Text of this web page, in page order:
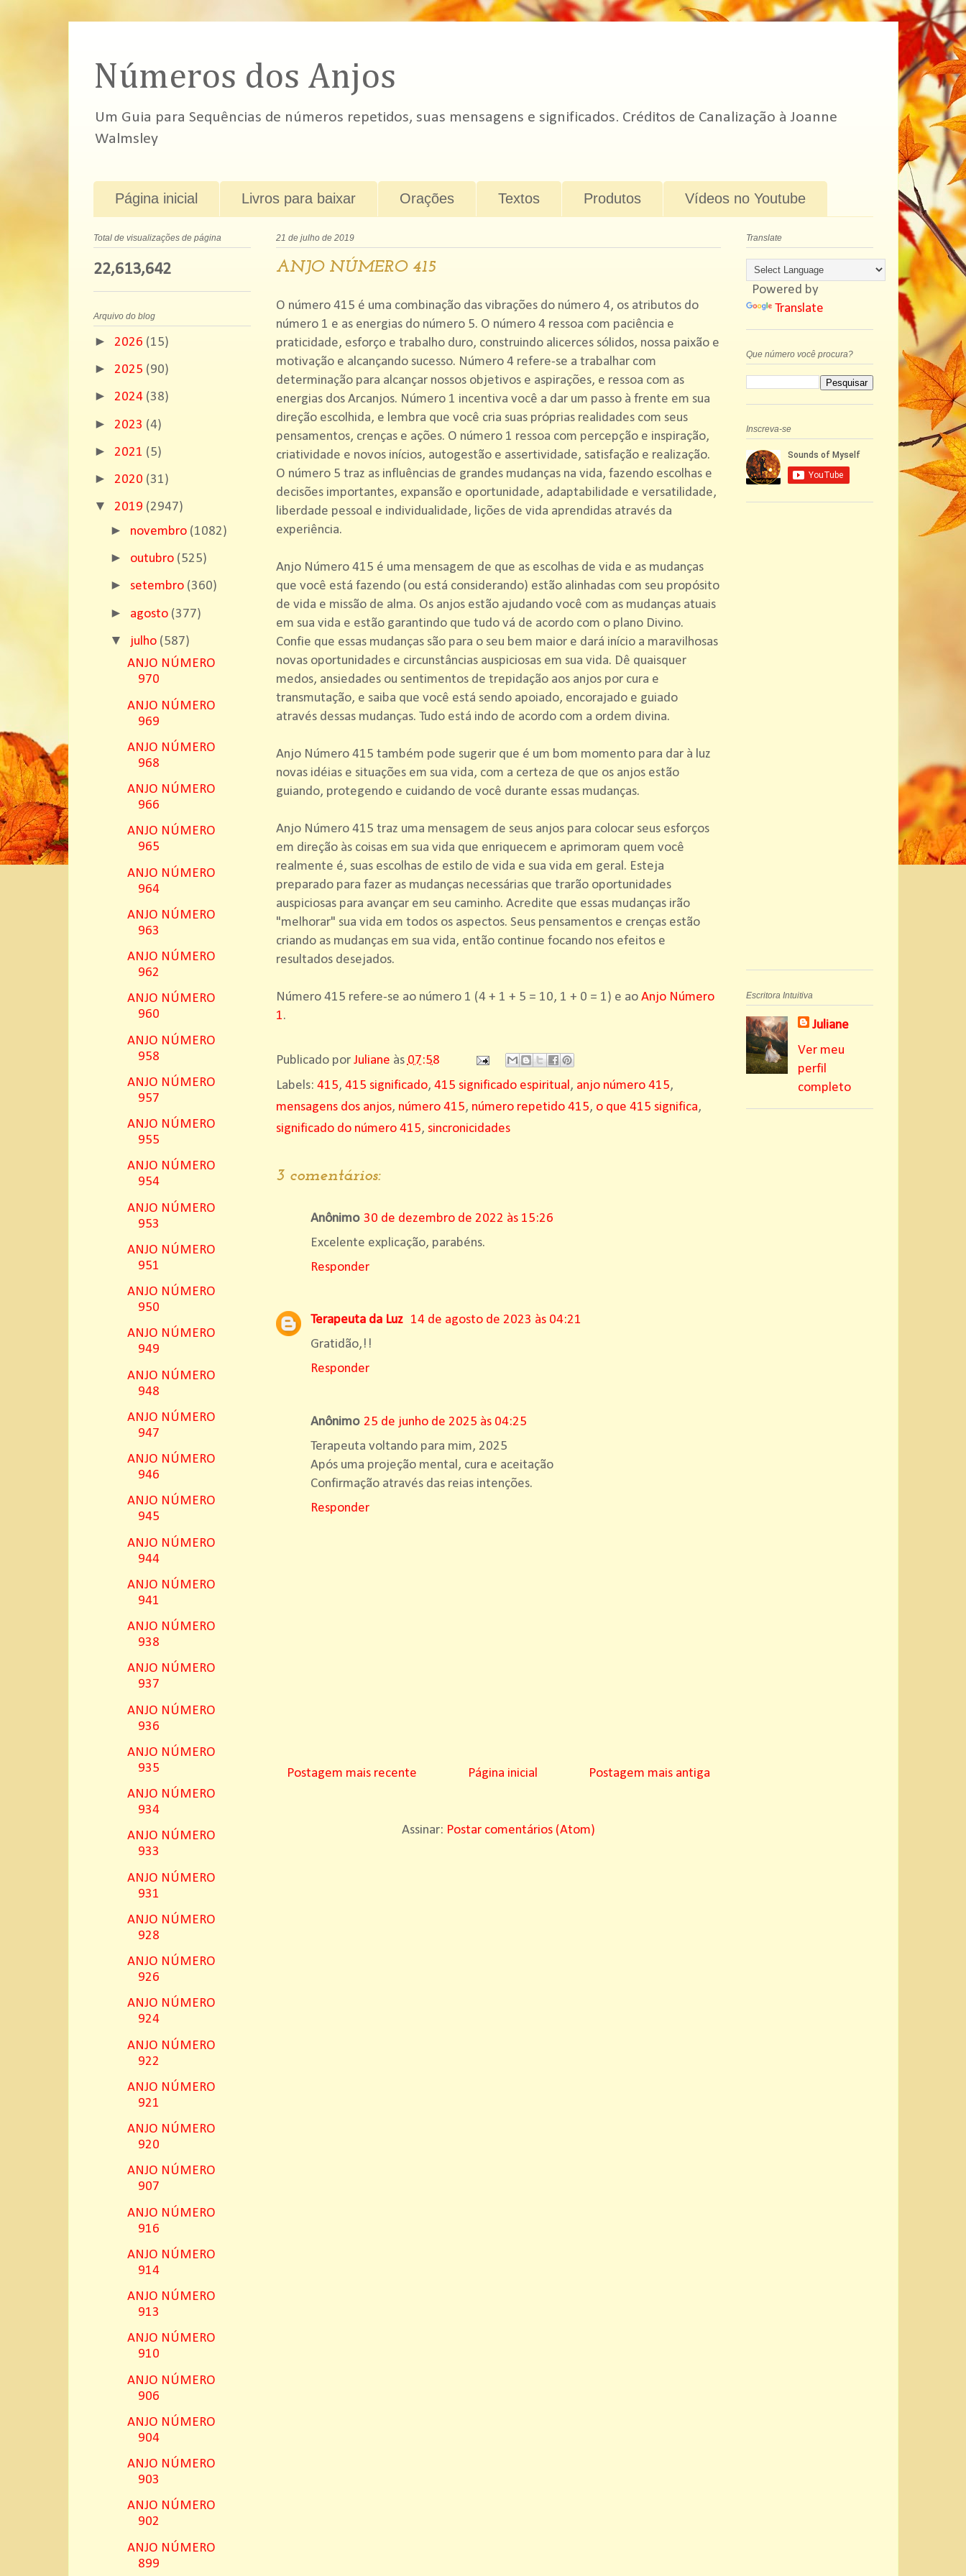
Números dos Anjos
Um Guia para Sequências de números repetidos, suas mensagens e significados. Créditos de Canalização à Joanne
Walmsley
Página inicial Livros para baixar Orações Textos Produtos Vídeos no Youtube
21 de julho de 2019
ANJO NÚMERO 415
O número 415 é uma combinação das vibrações do número 4, os atributos do
número 1 e as energias do número 5. O número 4 ressoa com paciência e
praticidade, esforço e trabalho duro, construindo alicerces sólidos, nossa paixão e
motivação e alcançando sucesso. Número 4 refere-se a trabalhar com
determinação para alcançar nossos objetivos e aspirações, e ressoa com as
energias dos Arcanjos. Número 1 incentiva você a dar um passo à frente em sua
direção escolhida, e lembra que você cria suas próprias realidades com seus
pensamentos, crenças e ações. O número 1 ressoa com percepção e inspiração,
criatividade e novos inícios, autogestão e assertividade, satisfação e realização.
O número 5 traz as influências de grandes mudanças na vida, fazendo escolhas e
decisões importantes, expansão e oportunidade, adaptabilidade e versatilidade,
liberdade pessoal e individualidade, lições de vida aprendidas através da
experiência.
Anjo Número 415 é uma mensagem de que as escolhas de vida e as mudanças
que você está fazendo (ou está considerando) estão alinhadas com seu propósito
de vida e missão de alma. Os anjos estão ajudando você com as mudanças atuais
em sua vida e estão garantindo que tudo vá de acordo com o plano Divino.
Confie que essas mudanças são para o seu bem maior e dará início a maravilhosas
novas oportunidades e circunstâncias auspiciosas em sua vida. Dê quaisquer
medos, ansiedades ou sentimentos de trepidação aos anjos por cura e
transmutação, e saiba que você está sendo apoiado, encorajado e guiado
através dessas mudanças. Tudo está indo de acordo com a ordem divina.
Anjo Número 415 também pode sugerir que é um bom momento para dar à luz
novas idéias e situações em sua vida, com a certeza de que os anjos estão
guiando, protegendo e cuidando de você durante essas mudanças.
Anjo Número 415 traz uma mensagem de seus anjos para colocar seus esforços
em direção às coisas em sua vida que enriquecem e aprimoram quem você
realmente é, suas escolhas de estilo de vida e sua vida em geral. Esteja
preparado para fazer as mudanças necessárias que trarão oportunidades
auspiciosas para avançar em seu caminho. Acredite que essas mudanças irão
"melhorar" sua vida em todos os aspectos. Seus pensamentos e crenças estão
criando as mudanças em sua vida, então continue focando nos efeitos e
resultados desejados.
Número 415 refere-se ao número 1 (4 + 1 + 5 = 10, 1 + 0 = 1) e ao Anjo Número
1.
Publicado por Juliane às 07:58
Labels: 415, 415 significado, 415 significado espiritual , anjo número 415,
mensagens dos anjos, número 415, número repetido 415, o que 415 significa,
significado do número 415, sincronicidades
3 comentários:
Anônimo 30 de dezembro de 2022 às 15:26
Excelente explicação, parabéns.
Responder
Terapeuta da Luz 14 de agosto de 2023 às 04:21
Gratidão,!!
Responder
Anônimo 25 de junho de 2025 às 04:25
Terapeuta voltando para mim, 2025
Após uma projeção mental, cura e aceitação
Confirmação através das reias intenções.
Responder
Postagem mais recente Postagem mais antiga
Página inicial
Assinar: Postar comentários (Atom)
Total de visualizações de página
22,613,642
Arquivo do blog
► 2026 (15)
► 2025 (90)
► 2024 (38)
► 2023 (4)
► 2021 (5)
► 2020 (31)
▼ 2019 (2947)
► novembro (1082)
► outubro (525)
►setembro (360)
► agosto (377)
▼ julho (587)
ANJO NÚMERO
970
ANJO NÚMERO
969
ANJO NÚMERO
968
ANJO NÚMERO
966
ANJO NÚMERO
965
ANJO NÚMERO
964
ANJO NÚMERO
963
ANJO NÚMERO
962
ANJO NÚMERO
960
ANJO NÚMERO
958
ANJO NÚMERO
957
ANJO NÚMERO
955
ANJO NÚMERO
954
ANJO NÚMERO
953
ANJO NÚMERO
951
ANJO NÚMERO
950
ANJO NÚMERO
949
ANJO NÚMERO
948
ANJO NÚMERO
947
ANJO NÚMERO
946
ANJO NÚMERO
945
ANJO NÚMERO
944
ANJO NÚMERO
941
ANJO NÚMERO
938
ANJO NÚMERO
937
ANJO NÚMERO
936
ANJO NÚMERO
935
ANJO NÚMERO
934
ANJO NÚMERO
933
ANJO NÚMERO
931
ANJO NÚMERO
928
ANJO NÚMERO
926
ANJO NÚMERO
924
ANJO NÚMERO
922
ANJO NÚMERO
921
ANJO NÚMERO
920
ANJO NÚMERO
907
ANJO NÚMERO
916
ANJO NÚMERO
914
ANJO NÚMERO
913
ANJO NÚMERO
910
ANJO NÚMERO
906
ANJO NÚMERO
904
ANJO NÚMERO
903
ANJO NÚMERO
902
ANJO NÚMERO
899
Translate
Powered by
Translate
Que número você procura?
Inscreva-se
Escritora Intuitiva
Juliane
Ver meu
perfil
completo